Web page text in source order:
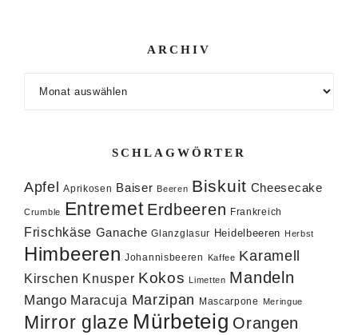
ARCHIV
SCHLAGWÖRTER
Apfel Aprikosen Baiser Beeren Biskuit Cheesecake
Crumble Entremet Erdbeeren Frankreich
Frischkäse Ganache Glanzglasur Heidelbeeren Herbst
Himbeeren Johannisbeeren Kaffee Karamell
Kirschen Knusper Kokos Limetten Mandeln
Mango Maracuja Marzipan Mascarpone Meringue
Mirror glaze Mürbeteig Orangen